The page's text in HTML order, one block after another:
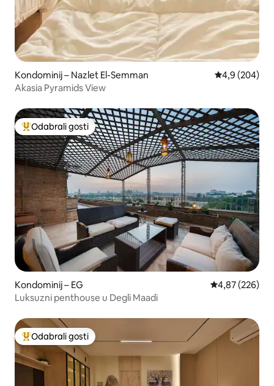
Kondominij – Nazlet El-Semman Prosječna
4,9 (204)
Akasia Pyramids View
Među najviše rangiranima s oznakom „Odabrali gosti”
Odabrali gosti
Kondominij – EG Prosječna
4,87 (226)
Luksuzni penthouse u Degli Maadi
Među najviše rangiranima s oznakom „Odabrali gosti”
Odabrali gosti